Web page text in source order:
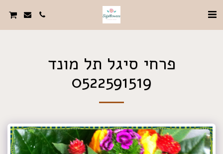
פרחי סיגל תל מונד
0522591519